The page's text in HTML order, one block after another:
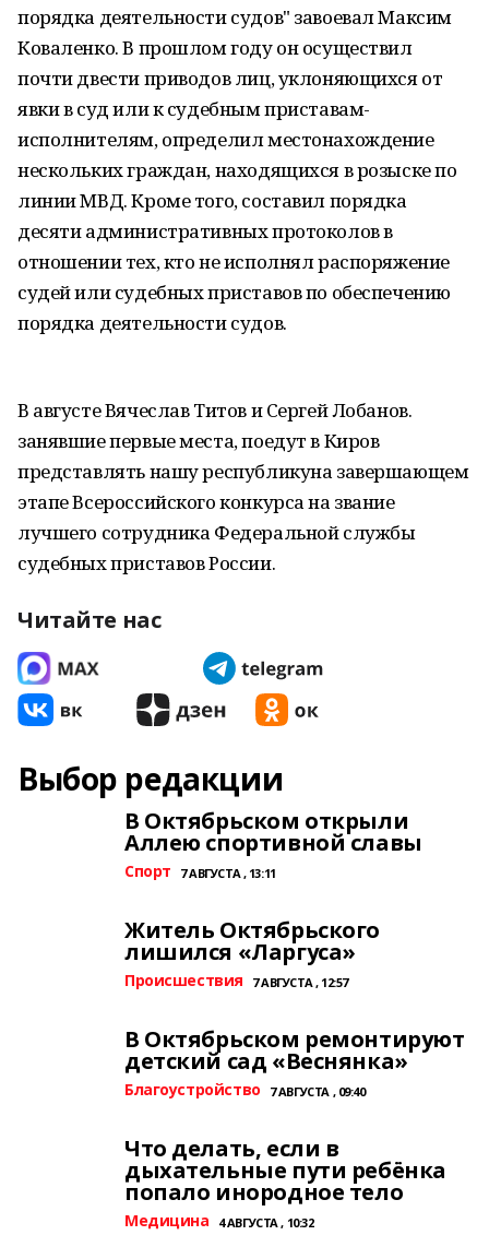
порядка деятельности судов" завоевал Максим
Коваленко. В прошлом году он осуществил
почти двести приводов лиц, уклоняющихся от
явки в суд или к судебным приставам-
исполнителям, определил местонахождение
нескольких граждан, находящихся в розыске по
линии МВД. Кроме того, составил порядка
десяти административных протоколов в
отношении тех, кто не исполнял распоряжение
судей или судебных приставов по обеспечению
порядка деятельности судов.
В августе Вячеслав Титов и Сергей Лобанов.
занявшие первые места, поедут в Киров
представлять нашу республикуна завершающем
этапе Всероссийского конкурса на звание
лучшего сотрудника Федеральной службы
судебных приставов России.
Читайте нас
Выбор редакции
В Октябрьском открыли
Аллею спортивной славы
Спорт 7 АВГУСТА , 13:11
Житель Октябрьского
лишился «Ларгуса»
Происшествия 7 АВГУСТА , 12:57
В Октябрьском ремонтируют
детский сад «Веснянка»
Благоустройство 7 АВГУСТА , 09:40
Что делать, если в
дыхательные пути ребёнка
попало инородное тело
Медицина 4 АВГУСТА , 10:32